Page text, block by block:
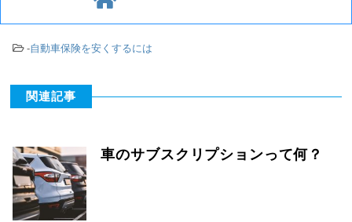
-自動車保険を安くするには
関連記事
車のサブスクリプションって何？